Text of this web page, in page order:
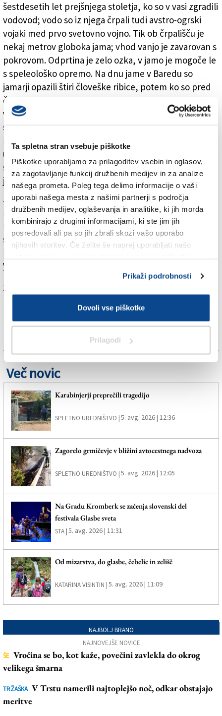
Ta spletna stran vsebuje piškotke
Piškotke uporabljamo za prilagoditev vsebin in oglasov,
za zagotavljanje funkcij družbenih medijev in za analize
našega prometa. Poleg tega delimo informacije o vaši
uporabi našega mesta z našimi partnerji s področja
družbenih medijev, oglaševanja in analitike, ki jih morda
kombinirajo z drugimi informacijami, ki ste jim jih
posredovali ali pa so jih zbrali skozi vašo uporabo
njihovih storitev. Če želite še naprej uporabljati našo
Prikaži podrobnosti
Dovoli vse piškotke
Prilagodi
šestdesetih let prejšnjega stoletja, ko so v vasi zgradili
vodovod; vodo so iz njega črpali tudi avstro-ogrski
vojaki med prvo svetovno vojno. Tik ob črpališču je
nekaj metrov globoka jama; vhod vanjo je zavarovan s
pokrovom. Odprtina je zelo ozka, v jamo je mogoče le
s speleološko opremo. Na dnu jame v Baredu so
jamarji opazili štiri človeške ribice, potem ko so pred
časom nekaj primerkov zagledali tudi na dnu vodnega
vira pri Komarjih. Za človeške ribice pri Komarjih so
sicer vedeli tudi domačini, medtem ko njihova
prisotnost ob robu Jamelj v Baredu doslej še ni bila
ugotovljena. Znano je sicer, da človeške ribice živijo
samo v neonesnaženi vodi, kar pomeni, da je
jameljsko podzemlje iz okoljskega vidika neoporečno.
Jamarji so se v jamo v Baredu spustili v okviru projekta
raziskovanja doberdobskega Krasa, ki ga vodijo že
nekaj mesecev. Pri raziskovalnem projektu sodeluje
sedem jamarskih društev, med katerimi so tudi Kraški
krti, Univerza v Trstu in podjetje Acegas.
Več v današnjem (torkovem) Primorskem dnevniku.
Za branje in pisanje komentarjev
Več novic
Karabinjerji preprečili tragedijo
SPLETNO UREDNIŠTVO |5. avg. 2026 | 12:36
Zagorelo grmičevje v bližini avtocestnega nadvoza
SPLETNO UREDNIŠTVO |5. avg. 2026 | 12:05
Na Gradu Kromberk se začenja slovenski del
festivala Glasbe sveta
STA |5. avg. 2026 | 11:31
Od mizarstva, do glasbe, čebelic in zelišč
KATARINA VISINTIN |5. avg. 2026 | 11:09
NAJBOLJ BRANO
NAJNOVEJŠE NOVICE
ŠE Vročina se bo, kot kaže, povečini zavlekla do okrog
velikega šmarna
TRŽAŠKA V Trstu namerili najtoplejšo noč, odkar obstajajo
meritve